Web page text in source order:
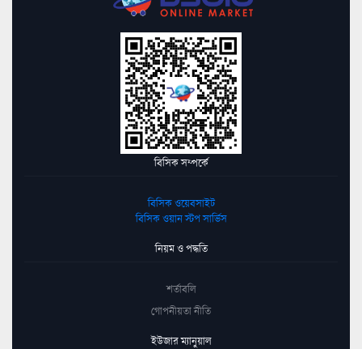
বিসিক সম্পর্কে
বিসিক ওয়েবসাইট
বিসিক ওয়ান স্টপ সার্ভিস
নিয়ম ও পদ্ধতি
শর্তাবলি
গোপনীয়তা নীতি
ইউজার ম্যানুয়াল